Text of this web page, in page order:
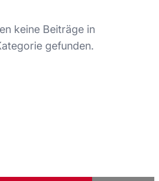
keine Beiträge in
gefunden.